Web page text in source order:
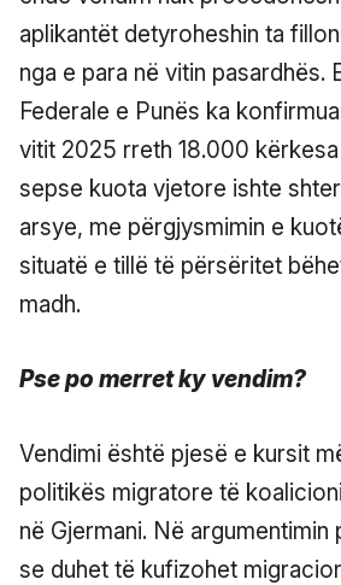
aplikantët detyroheshin ta
nga e para në vitin pasardhës.
Federale e Punës ka
vitit 2025 rreth 18.000 kërkesa
sepse kuota vjetore ishte
arsye, me përgjysmimin e
situatë e tillë të përsëritet
madh.
Pse po merret ky vendim?
Vendimi është pjesë e kursit
politikës migratore të
në Gjermani. Në
se duhet të kufizohet